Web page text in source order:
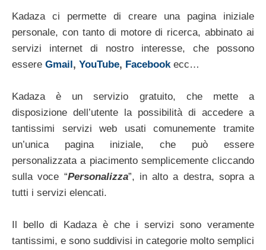
Kadaza ci permette di creare una pagina iniziale
personale, con tanto di motore di ricerca, abbinato ai
servizi internet di nostro interesse, che possono
essere Gmail, YouTube, Facebookecc…
Kadaza è un servizio gratuito, che mette a
disposizione dell’utente la possibilità di accedere a
tantissimi servizi web usati comunemente tramite
un’unica pagina iniziale, che può essere
personalizzata a piacimento semplicemente cliccando
sulla voce “Personalizza”, in alto a destra, sopra a
tutti i servizi elencati.
Il bello di Kadaza è che i servizi sono veramente
tantissimi, e sono suddivisi in categorie molto semplici